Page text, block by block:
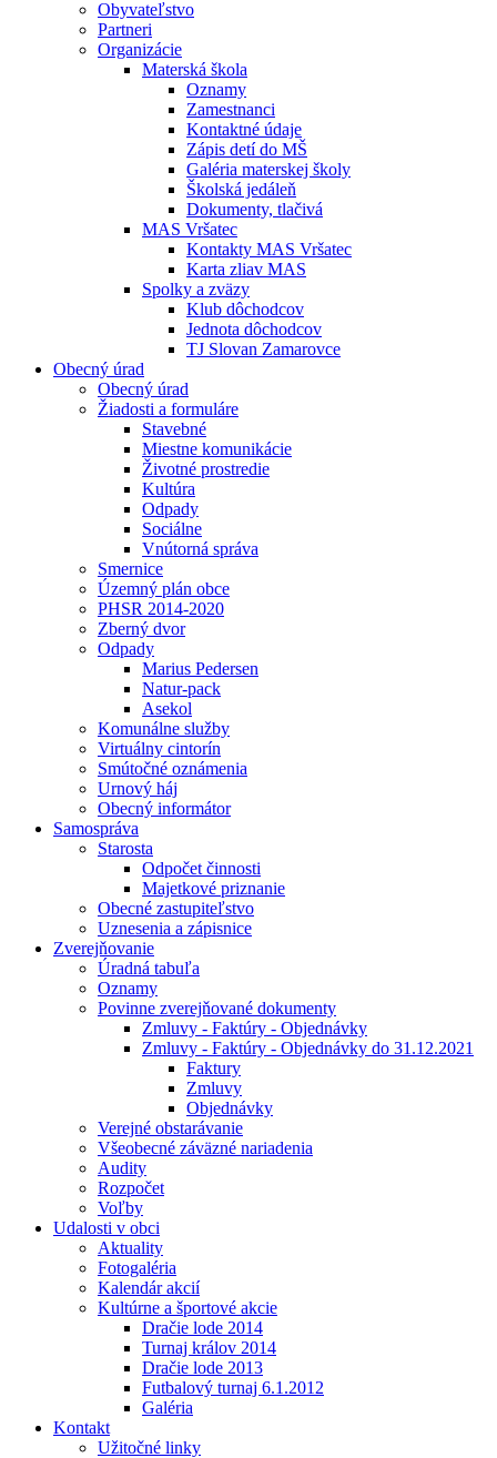
Obyvateľstvo
Partneri
Organizácie
Materská škola
Oznamy
Zamestnanci
Kontaktné údaje
Zápis detí do MŠ
Galéria materskej školy
Školská jedáleň
Dokumenty, tlačivá
MAS Vršatec
Kontakty MAS Vršatec
Karta zliav MAS
Spolky a zväzy
Klub dôchodcov
Jednota dôchodcov
TJ Slovan Zamarovce
Obecný úrad
Obecný úrad
Žiadosti a formuláre
Stavebné
Miestne komunikácie
Životné prostredie
Kultúra
Odpady
Sociálne
Vnútorná správa
Smernice
Územný plán obce
PHSR 2014-2020
Zberný dvor
Odpady
Marius Pedersen
Natur-pack
Asekol
Komunálne služby
Virtuálny cintorín
Smútočné oznámenia
Urnový háj
Obecný informátor
Samospráva
Starosta
Odpočet činnosti
Majetkové priznanie
Obecné zastupiteľstvo
Uznesenia a zápisnice
Zverejňovanie
Úradná tabuľa
Oznamy
Povinne zverejňované dokumenty
Zmluvy - Faktúry - Objednávky
Zmluvy - Faktúry - Objednávky do 31.12.2021
Faktury
Zmluvy
Objednávky
Verejné obstarávanie
Všeobecné záväzné nariadenia
Audity
Rozpočet
Voľby
Udalosti v obci
Aktuality
Fotogaléria
Kalendár akcií
Kultúrne a športové akcie
Dračie lode 2014
Turnaj králov 2014
Dračie lode 2013
Futbalový turnaj 6.1.2012
Galéria
Kontakt
Užitočné linky